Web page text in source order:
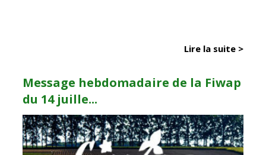
Lire la suite >
Message hebdomadaire de la Fiwap
du 14 juille...